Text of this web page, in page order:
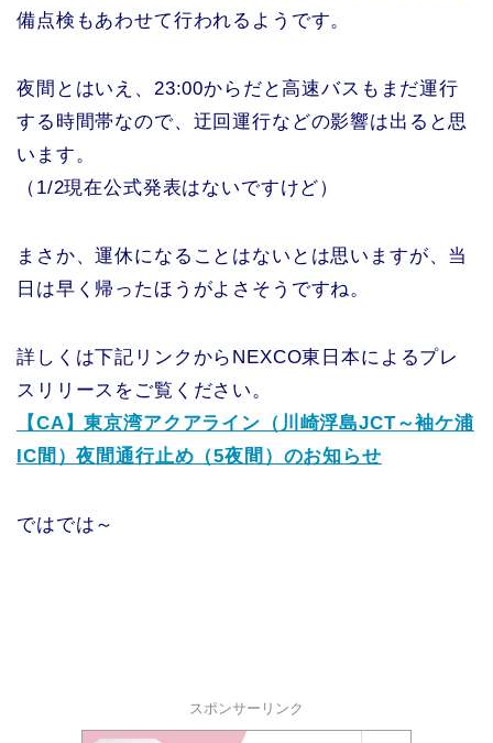
備点検もあわせて行われるようです。
夜間とはいえ、23:00からだと高速バスもまだ運行
する時間帯なので、迂回運行などの影響は出ると思
います。
（1/2現在公式発表はないですけど）
まさか、運休になることはないとは思いますが、当
日は早く帰ったほうがよさそうですね。
詳しくは下記リンクからNEXCO東日本によるプレ
スリリースをご覧ください。
【CA】東京湾アクアライン（川崎浮島JCT～袖ケ浦
IC間）夜間通行止め（5夜間）のお知らせ
ではでは～
スポンサーリンク